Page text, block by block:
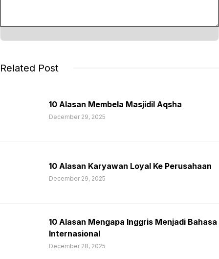
Related Post
10 Alasan Membela Masjidil Aqsha
December 29, 2025
10 Alasan Karyawan Loyal Ke Perusahaan
December 29, 2025
10 Alasan Mengapa Inggris Menjadi Bahasa
Internasional
December 28, 2025